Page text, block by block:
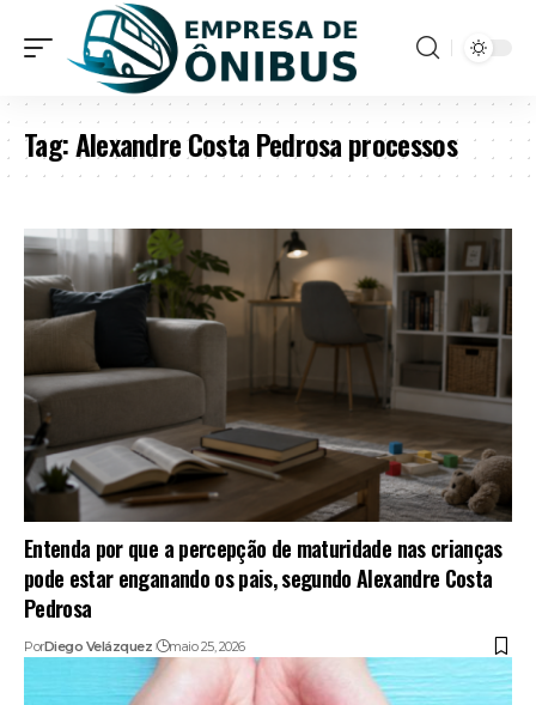
Tag:Alexandre Costa Pedrosa processos
Entenda por que a percepção de maturidade nas crianças
pode estar enganando os pais, segundo Alexandre Costa
Pedrosa
PorDiego Velázquez maio 25, 2026